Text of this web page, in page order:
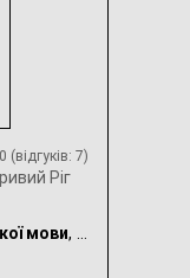
Ріг
(відгуків: 7)
мови, Репетитор Української мови